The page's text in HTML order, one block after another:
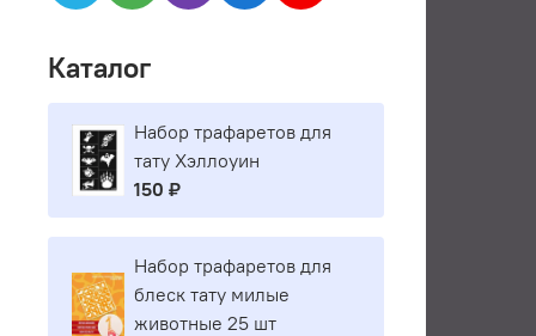
Каталог
Набор трафаретов для
тату Хэллоуин
150 ₽
Набор трафаретов для
блеск тату милые
животные 25 шт